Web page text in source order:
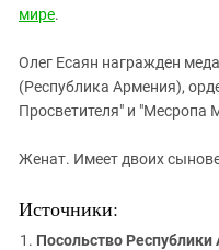
мире.
Олег Есаян награжден
(Республика Армения),
Просветителя" и
Женат. Имеет двоих
Источники:
Посольство